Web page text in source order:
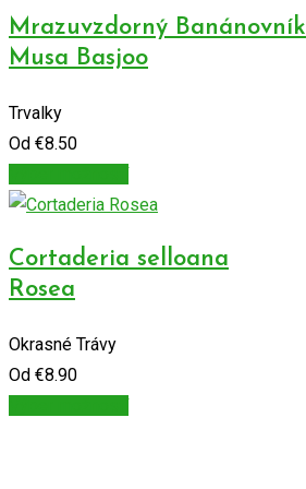
Mrazuvzdorný Banánovník
Musa Basjoo
Trvalky
Od €8.50
Cortaderia selloana
Rosea
Okrasné Trávy
Od €8.90